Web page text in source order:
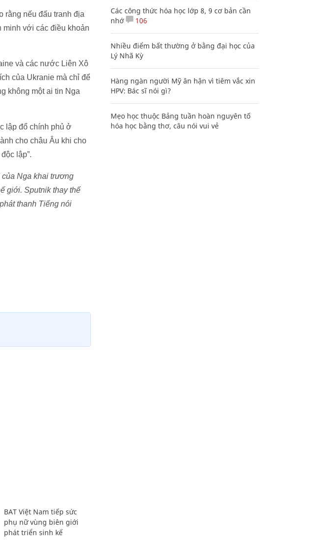
rằng nếu đấu tranh địa
minh với các điều khoản
và các nước Liên Xô
của Ukranie mà chỉ để
không một ai tin Nga
lập đổ chính phủ ở
cho châu Âu khi cho
lập”.
Nga khai trương
giới. Sputnik thay thế
thanh Tiếng nói
BAT Việt Nam tiếp sức
phụ nữ vùng biên giới
phát triển sinh kế
Các công thức hóa học lớp 8, 9 cơ bản cần
nhớ
106
Nhiều điểm bất thường ở bằng đại học của
Lý Nhã Kỳ
Hàng ngàn người Mỹ ân hận vì tiêm vắc xin
HPV: Bác sĩ nói gì?
Mẹo học thuộc Bảng tuần hoàn nguyên tố
hóa học bằng thơ, câu nói vui vẻ